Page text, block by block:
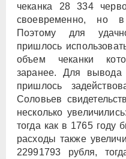
чеканка 28 334
своевременно, но в
Поэтому для
пришлось
объем чеканки
заранее. Для вывода
пришлось
Соловьев
несколько
тогда как в 1765 году
расходы также
22991793 рубля,